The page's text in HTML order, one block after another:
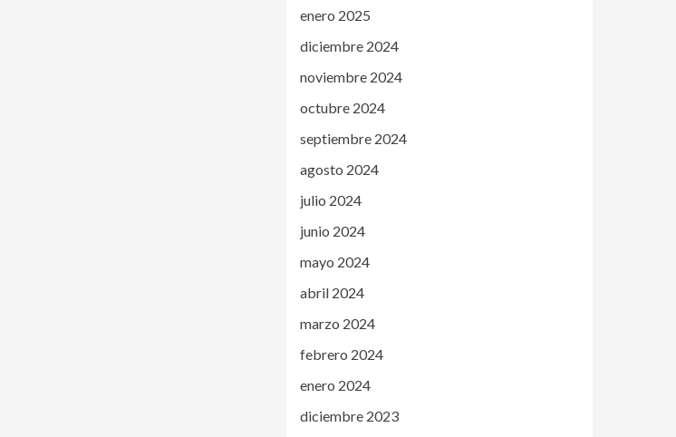
enero 2025
diciembre 2024
noviembre 2024
octubre 2024
septiembre 2024
agosto 2024
julio 2024
junio 2024
mayo 2024
abril 2024
marzo 2024
febrero 2024
enero 2024
diciembre 2023